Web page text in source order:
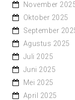
November
Oktober 2025
September
Agustus 2025
Juli 2025
Juni 2025
Mei 2025
April 2025